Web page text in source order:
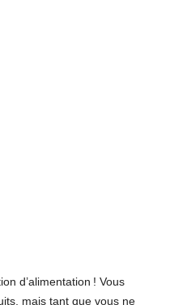
d’alimentation ! Vous
mais tant que vous ne